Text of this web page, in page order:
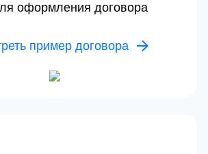
оформления договора
пример договора